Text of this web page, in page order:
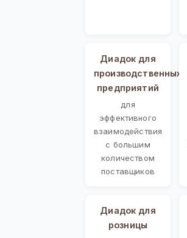
Диадок для
производственных
предприятий
для
эффективного
взаимодействия
с большим
количеством
поставщиков
Диадок для
розницы